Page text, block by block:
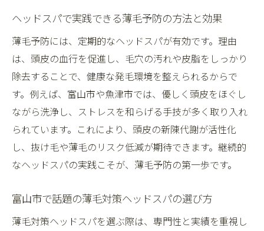
ヘッドスパで実践できる薄毛予防の方法と効果
薄毛予防には、定期的なヘッドスパが有効です。理由
は、頭皮の血行を促進し、毛穴の汚れや皮脂をしっかり
除去することで、健康な発毛環境を整えられるからで
す。例えば、富山市や魚津市では、優しく頭皮をほぐし
ながら洗浄し、ストレスを和らげる手技が多く取り入れ
られています。これにより、頭皮の新陳代謝が活性化
し、抜け毛や薄毛のリスク低減が期待できます。継続的
なヘッドスパの実践こそが、薄毛予防の第一歩です。
富山市で話題の薄毛対策ヘッドスパの選び方
薄毛対策ヘッドスパを選ぶ際は、専門性と実績を重視し